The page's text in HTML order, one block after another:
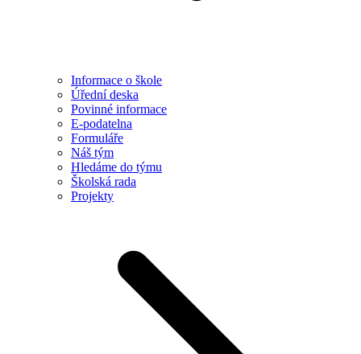
Informace o škole
Úřední deska
Povinné informace
E-podatelna
Formuláře
Náš tým
Hledáme do týmu
Školská rada
Projekty